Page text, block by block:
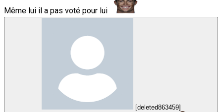
Même lui il a pas voté pour lui
[deleted863459]